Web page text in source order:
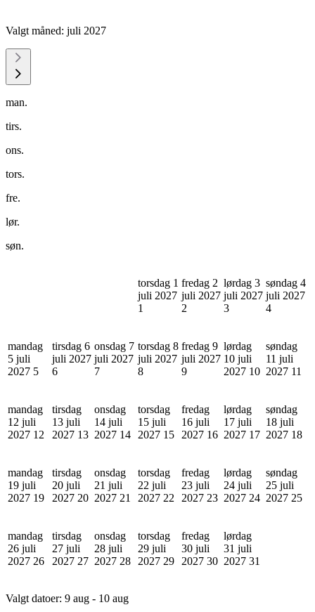
Valgt måned: juli 2027
man.
tirs.
ons.
tors.
fre.
lør.
søn.
torsdag 1
juli 2027
1
fredag 2
juli 2027
2
lørdag 3
juli 2027
3
søndag 4
juli 2027
4
mandag
5 juli
2027 5
tirsdag 6
juli 2027
6
onsdag 7
juli 2027
7
torsdag 8
juli 2027
8
fredag 9
juli 2027
9
lørdag
10 juli
2027 10
søndag
11 juli
2027 11
mandag
12 juli
2027 12
tirsdag
13 juli
2027 13
onsdag
14 juli
2027 14
torsdag
15 juli
2027 15
fredag
16 juli
2027 16
lørdag
17 juli
2027 17
søndag
18 juli
2027 18
mandag
19 juli
2027 19
tirsdag
20 juli
2027 20
onsdag
21 juli
2027 21
torsdag
22 juli
2027 22
fredag
23 juli
2027 23
lørdag
24 juli
2027 24
søndag
25 juli
2027 25
mandag
26 juli
2027 26
tirsdag
27 juli
2027 27
onsdag
28 juli
2027 28
torsdag
29 juli
2027 29
fredag
30 juli
2027 30
lørdag
31 juli
2027 31
Valgt datoer: 9 aug - 10 aug